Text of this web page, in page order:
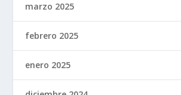
marzo 2025
febrero 2025
enero 2025